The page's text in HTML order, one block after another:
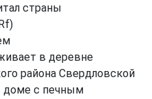
страны
в деревне
района Свердловской
доме с печным